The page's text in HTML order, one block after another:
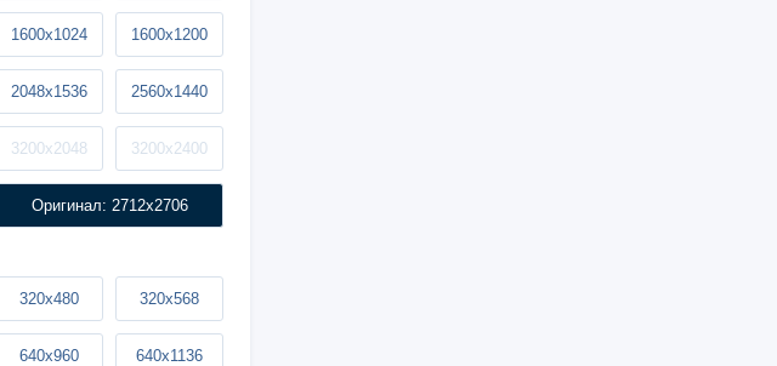
1600x1024 1600x1200
2048x1536 2560x1440
3200x2048 3200x2400
Оригинал: 2712x2706
320x480 320x568
640x960 640x1136